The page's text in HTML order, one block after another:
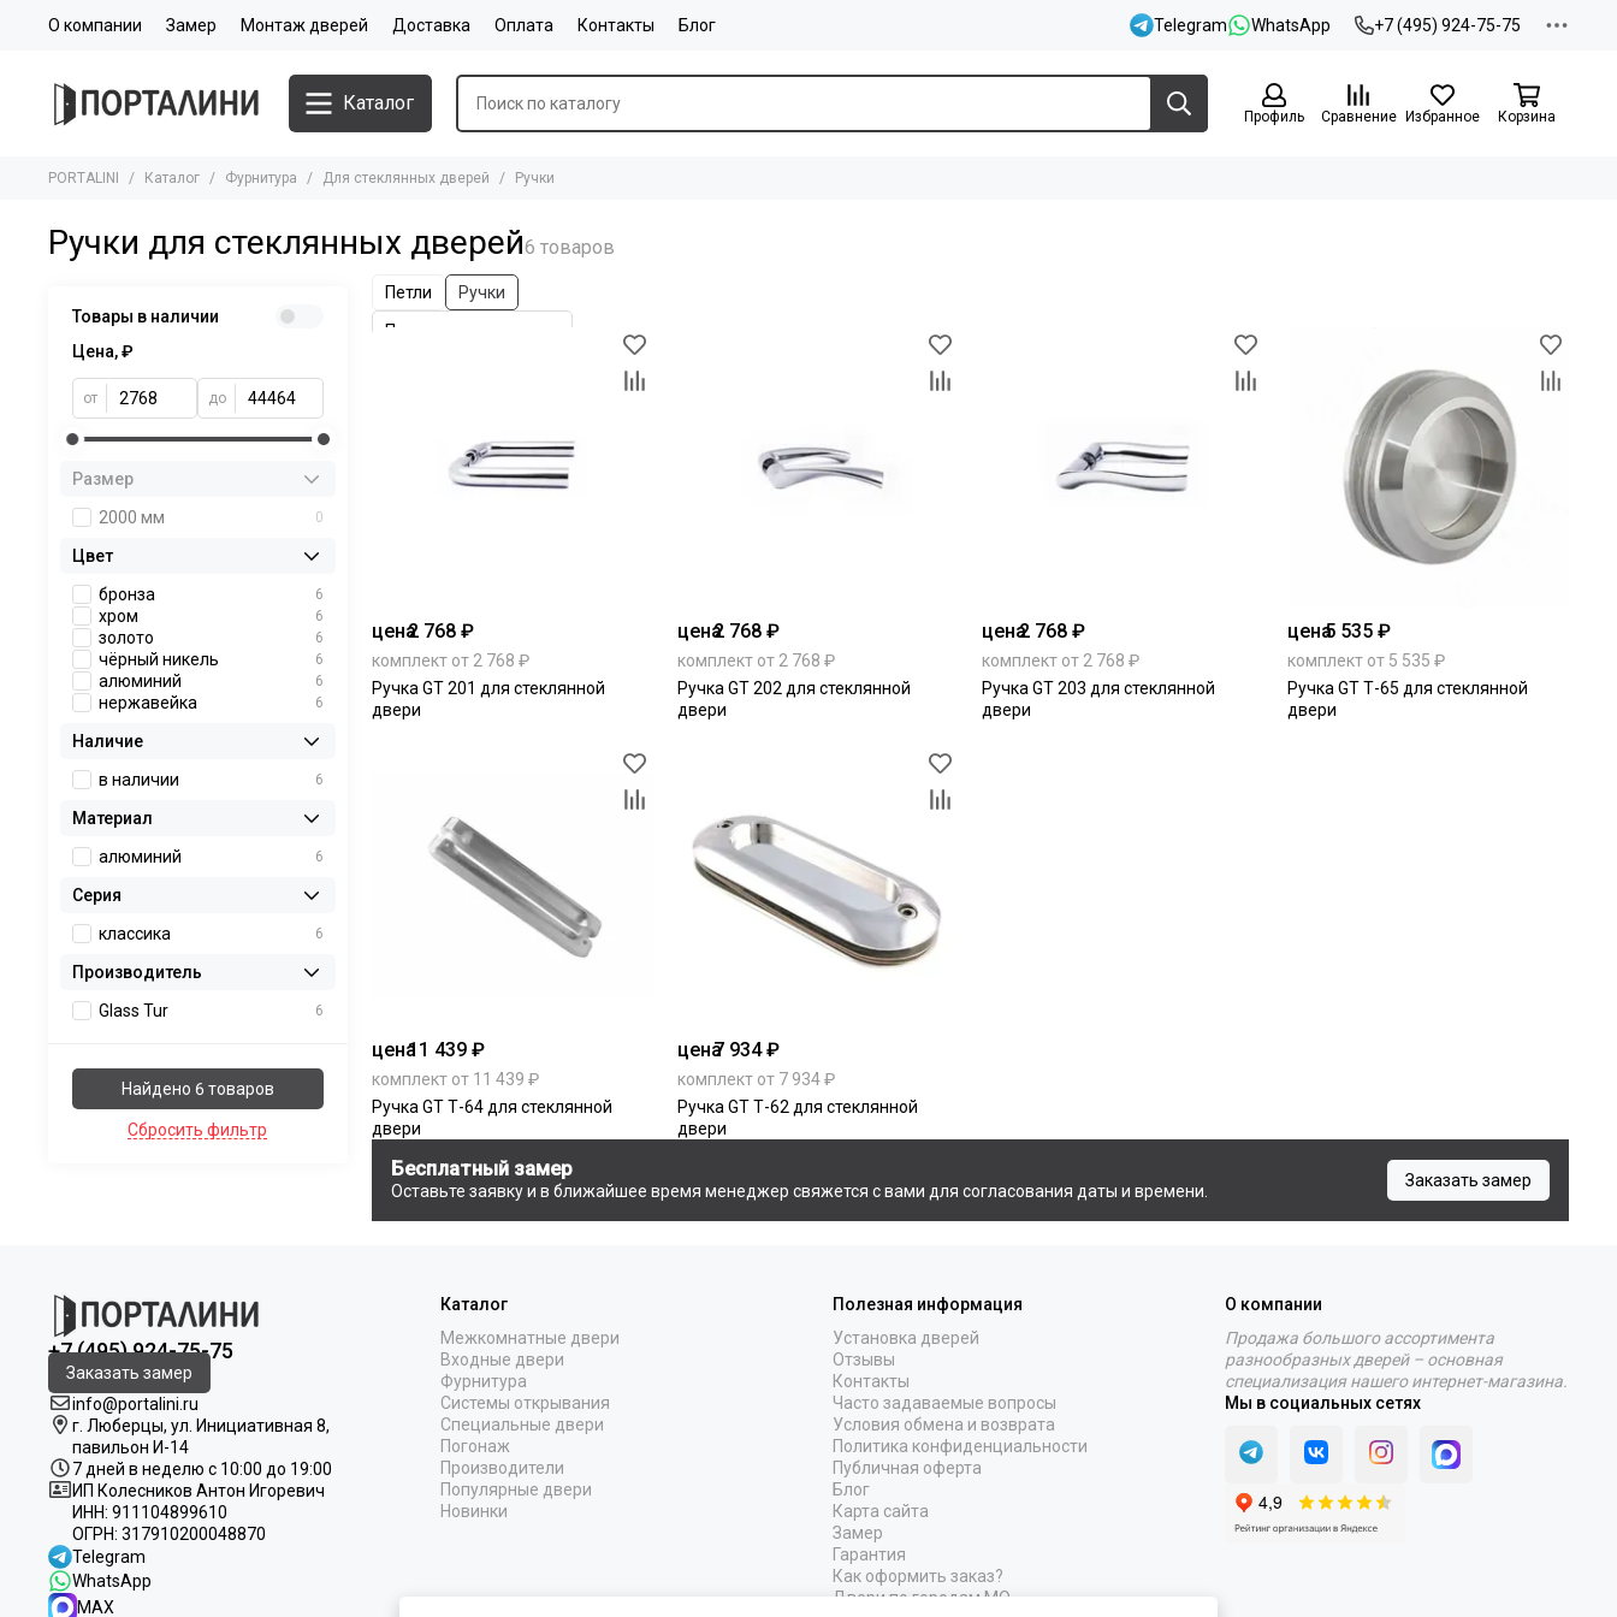
О компании Замер Монтаж дверей Доставка Оплата Контакты Блог Telegram WhatsApp +7 (495) 924-75-75
Каталог
Профиль Сравнение Избранное Корзина
PORTALINI Каталог Фурнитура Для стеклянных дверей Ручки
Ручки для стеклянных дверей
Петли Ручки
цена2 768 ₽
комплект от 2 768 ₽
Ручка GT 201 для стеклянной
двери
цена2 768 ₽
комплект от 2 768 ₽
Ручка GT 202 для стеклянной
двери
цена2 768 ₽
комплект от 2 768 ₽
Ручка GT 203 для стеклянной
двери
цена5 535 ₽
комплект от 5 535 ₽
Ручка GT Т-65 для стеклянной
двери
цена11 439 ₽
комплект от 11 439 ₽
Ручка GT Т-64 для стеклянной
двери
цена7 934 ₽
комплект от 7 934 ₽
Ручка GT Т-62 для стеклянной
двери
Бесплатный замер
Оставьте заявку и в ближайшее время менеджер свяжется с вами для согласования даты и времени.
Заказать замер
Товары в наличии
Цена, ₽
от до
Размер
2000 мм
0
Цвет
бронза
6
хром 6
золото 6
чёрный никель 6
алюминий 6
нержавейка 6
Наличие
в наличии
6
Материал
алюминий
6
Серия
классика
6
Производитель
Glass Tur
6
Найдено 6 товаров
Сбросить фильтр
+7 (495) 924-75-75
Заказать замер
info@portalini.ru
г. Люберцы, ул. Инициативная 8,
павильон И-14
7 дней в неделю с 10:00 до 19:00
ИП Колесников Антон Игоревич
ИНН: 911104899610
ОГРН: 317910200048870
Telegram
WhatsApp
MAX
Каталог
Межкомнатные двери
Входные двери
Фурнитура
Системы открывания
Специальные двери
Погонаж
Производители
Популярные двери
Новинки
Полезная информация
Установка дверей
Отзывы
Контакты
Часто задаваемые вопросы
Условия обмена и возврата
Политика конфиденциальности
Публичная оферта
Блог
Карта сайта
Замер
Гарантия
Как оформить заказ?
Двери по городам МО
О компании
Продажа большого ассортимента
разнообразных дверей – основная
специализация нашего интернет-магазина.
Мы в социальных сетях